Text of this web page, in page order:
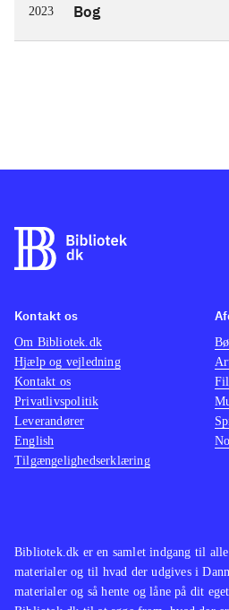
2023 Bog
Bibliotek.dk er en samlet indgang til
materialer og til hvad der udgives i
materialer og så hente og låne på dit
Kontakt os
Om Bibliotek.dk
Hjælp og vejledning
Kontakt os
Privatlivspolitik
Leverandører
English
Tilgængelighedserklæring